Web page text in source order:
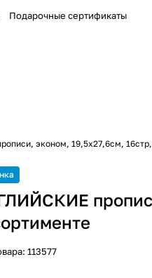
Подарочные сертификаты
эконом, 19,5х27,6см,
113577